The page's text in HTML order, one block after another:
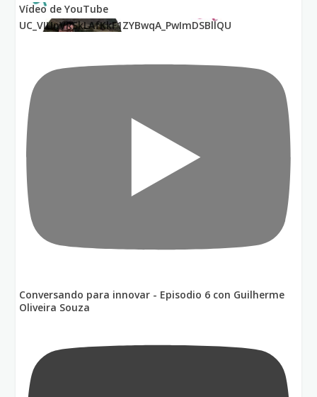
Vídeo de YouTube
UC_VIUnVRSkLAfKkF1ZYBwqA_PwImDSBllQU
Conversando para innovar - Episodio 6 con Guilherme
Oliveira Souza